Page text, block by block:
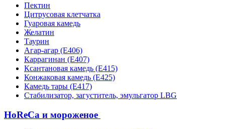
Пектин
Цитрусовая клетчатка
Гуаровая камедь
Желатин
Таурин
Агар-агар (Е406)
Каррагинан (Е407)
Ксантановая камедь (Е415)
Конжаковая камедь (Е425)
Камедь тары (Е417)
Стабилизатор, загуститель, эмульгатор LBG
HoReCa и мороженое